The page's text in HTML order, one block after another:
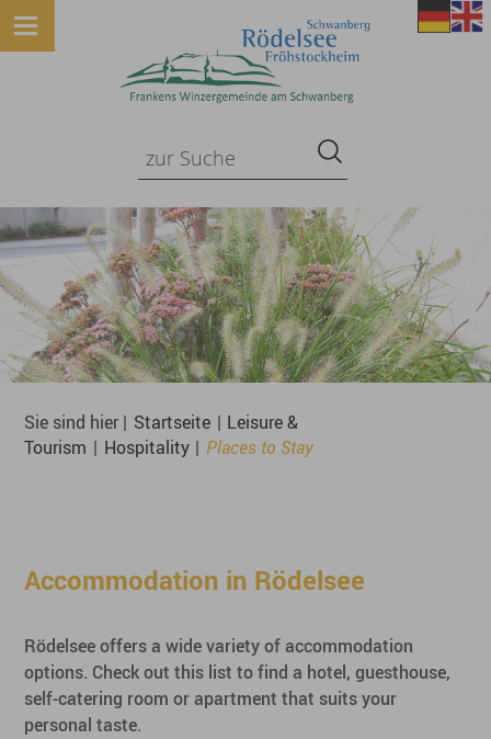
Sie sind hier | Startseite | Leisure &
Tourism | Hospitality | Places to Stay
Accommodation in Rödelsee
Rödelsee offers a wide variety of accommodation
options. Check out this list to find a hotel, guesthouse,
self-catering room or apartment that suits your
personal taste.